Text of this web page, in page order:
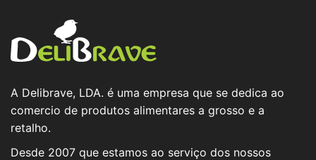
A Delibrave, LDA. é uma empresa que se dedica ao
comercio de produtos alimentares a grosso e a
retalho.
Desde 2007 que estamos ao serviço dos nossos